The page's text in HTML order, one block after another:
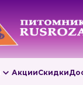
АкцииСкидки